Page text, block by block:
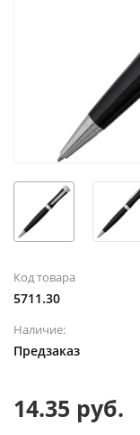
Код товара
5711.30
Наличие:
Предзаказ
14.35 руб.